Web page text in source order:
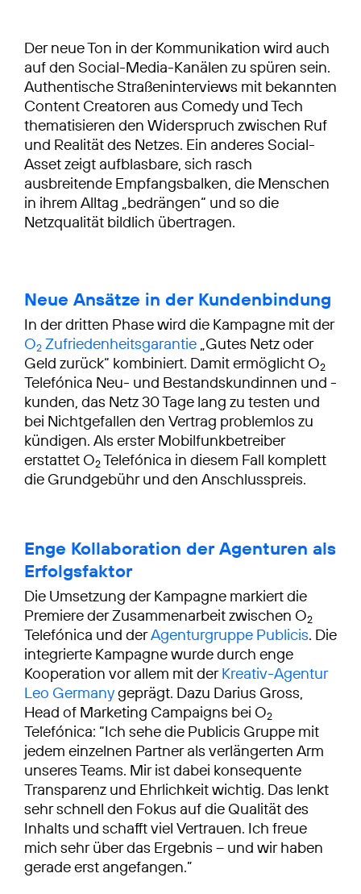
Der neue Ton in der Kommunikation wird auch
auf den Social-Media-Kanälen zu spüren sein.
Authentische Straßeninterviews mit bekannten
Content Creatoren aus Comedy und Tech
thematisieren den Widerspruch zwischen Ruf
und Realität des Netzes. Ein anderes Social-
Asset zeigt aufblasbare, sich rasch
ausbreitende Empfangsbalken, die Menschen
in ihrem Alltag „bedrängen“ und so die
Netzqualität bildlich übertragen.
Neue Ansätze in der Kundenbindung
In der dritten Phase wird die Kampagne mit der
O2 Zufriedenheitsgarantie „Gutes Netz oder
Geld zurück“ kombiniert. Damit ermöglicht O2
Telefónica Neu- und Bestandskundinnen und -
kunden, das Netz 30 Tage lang zu testen und
bei Nichtgefallen den Vertrag problemlos zu
kündigen. Als erster Mobilfunkbetreiber
erstattet O2Telefónica in diesem Fall komplett
die Grundgebühr und den Anschlusspreis.
Enge Kollaboration der Agenturen als
Erfolgsfaktor
Die Umsetzung der Kampagne markiert die
Premiere der Zusammenarbeit zwischen O2
Telefónica und derAgenturgruppe Publicis. Die
integrierte Kampagne wurde durch enge
Kooperation vor allem mit derKreativ-Agentur
Leo Germanygeprägt. Dazu Darius Gross,
Head of Marketing Campaigns bei O2
Telefónica: “Ich sehe die Publicis Gruppe mit
jedem einzelnen Partner als verlängerten Arm
unseres Teams. Mir ist dabei konsequente
Transparenz und Ehrlichkeit wichtig. Das lenkt
sehr schnell den Fokus auf die Qualität des
Inhalts und schafft viel Vertrauen. Ich freue
mich sehr über das Ergebnis – und wir haben
gerade erst angefangen.”